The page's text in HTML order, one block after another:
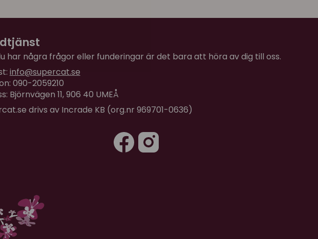
1 år sedan
1 år sedan
★★★ ★★
1 år sedan
har några frågor eller funderingar är det bara att höra av dig till oss.
info@supercat.se
090-2059210
Björnvägen 11, 906 40 UMEÅ
drivs av Incrade KB (org.nr 969701-0636)